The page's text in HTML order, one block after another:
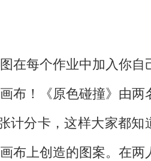
在每个作业中加入你自
布！《原色碰撞》由两
计分卡，这样大家都知
布上创造的图案。在两